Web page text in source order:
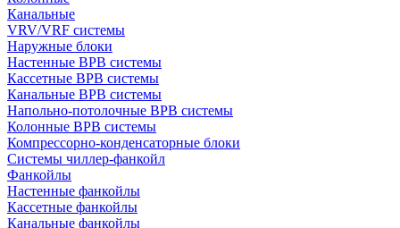
Канальные
VRV/VRF системы
Наружные блоки
Настенные ВРВ системы
Кассетные ВРВ системы
Канальные ВРВ системы
Напольно-потолочные ВРВ системы
Колонные ВРВ системы
Компрессорно-конденсаторные блоки
Системы чиллер-фанкойл
Фанкойлы
Настенные фанкойлы
Кассетные фанкойлы
Канальные фанкойлы